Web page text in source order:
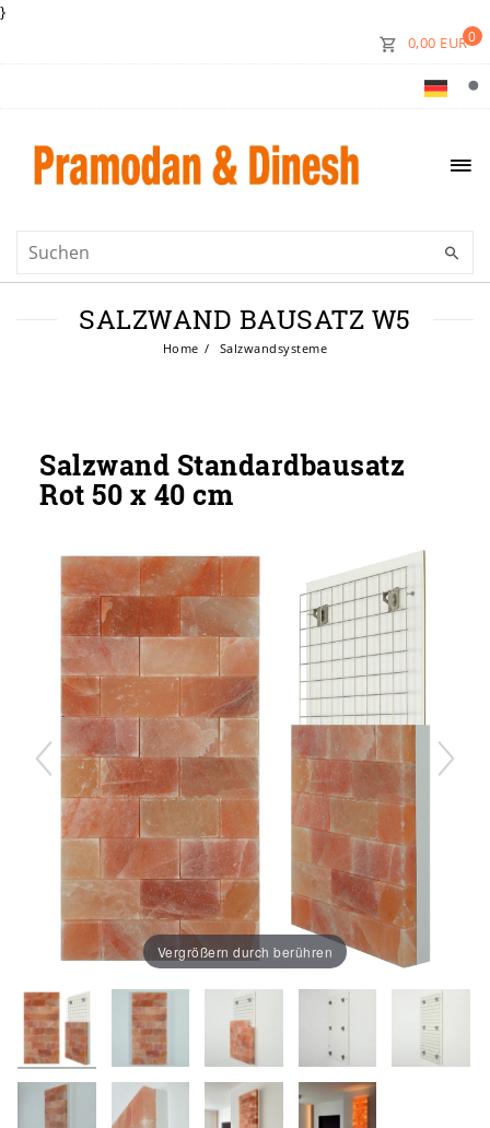
}
0
0,00 EUR
SALZWAND BAUSATZ W5
Home Salzwandsysteme
Salzwand Standardbausatz
Rot 50 x 40 cm
Vergrößern durch berühren